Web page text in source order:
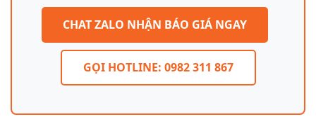
CHAT ZALO NHẬN BÁO GIÁ NGAY
GỌI HOTLINE: 0982 311 867